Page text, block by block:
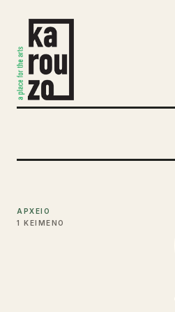
ΑΡΧΕΙΟ
1 ΚΕΙΜΕΝΟ